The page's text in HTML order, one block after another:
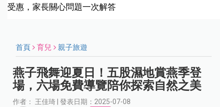
受惠，家長關心問題一次解答
首頁 育兒 親子旅遊
燕子飛舞迎夏日！五股濕地賞燕季登
場，六場免費導覽陪你探索自然之美
作者： 王佳琦 | 發表日期：2025-07-08